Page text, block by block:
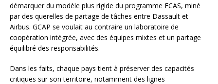
démarquer du modèle plus rigide du programme FCAS, miné
par des querelles de partage de tâches entre Dassault et
Airbus. GCAP se voulait au contraire un laboratoire de
coopération intégrée, avec des équipes mixtes et un partage
équilibré des responsabilités.
Dans les faits, chaque pays tient à préserver des capacités
critiques sur son territoire, notamment des lignes